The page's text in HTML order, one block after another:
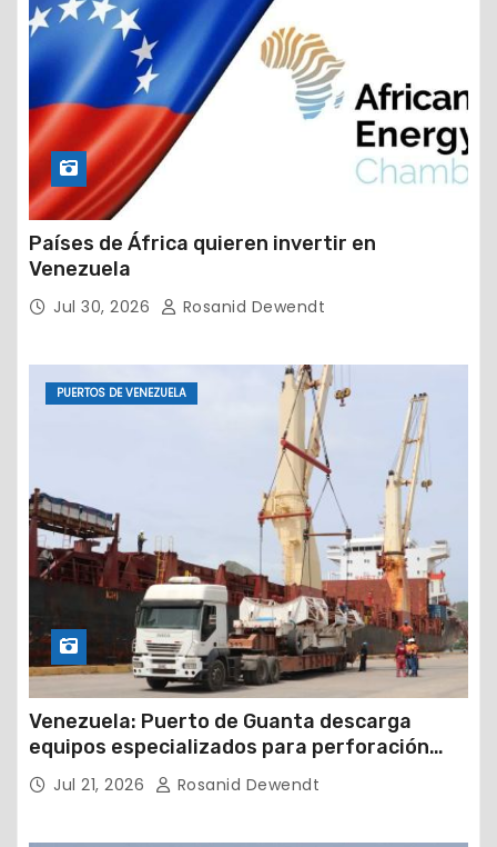
Países de África quieren invertir en
Venezuela
Jul 30, 2026 Rosanid Dewendt
PUERTOS DE VENEZUELA
Venezuela: Puerto de Guanta descarga
equipos especializados para perforación
petrolera
Jul 21, 2026 Rosanid Dewendt